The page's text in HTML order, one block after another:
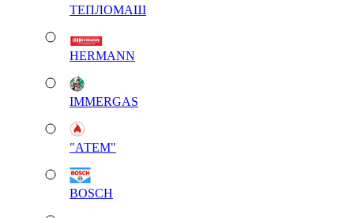
ТЕПЛОМАШ
HERMANN
IMMERGAS
"АТЕМ"
BOSCH